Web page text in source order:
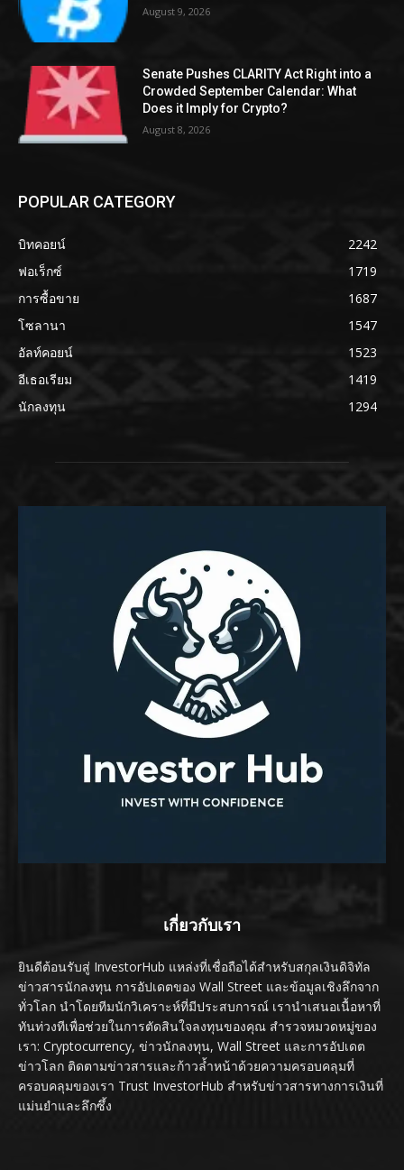
August 9, 2026
Senate Pushes CLARITY Act Right into a
Crowded September Calendar: What
Does it Imply for Crypto?
August 8, 2026
POPULAR CATEGORY
บิทคอยน์
2242
ฟอเร็กซ์
1719
การซื้อขาย
1687
โซลานา
1547
อัลท์คอยน์
1523
อีเธอเรียม
1419
นักลงทุน
1294
เกี่ยวกับเรา
ยินดีต้อนรับสู่ InvestorHub แหล่งที่เชื่อถือได้สำหรับสกุลเงินดิจิทัล
ข่าวสารนักลงทุน การอัปเดตของ Wall Street และข้อมูลเชิงลึกจาก
ทั่วโลก นำโดยทีมนักวิเคราะห์ที่มีประสบการณ์ เรานำเสนอเนื้อหาที่
ทันท่วงทีเพื่อช่วยในการตัดสินใจลงทุนของคุณ สำรวจหมวดหมู่ของ
เรา: Cryptocurrency, ข่าวนักลงทุน, Wall Street และการอัปเดต
ข่าวโลก ติดตามข่าวสารและก้าวล้ำหน้าด้วยความครอบคลุมที่
ครอบคลุมของเรา Trust InvestorHub สำหรับข่าวสารทางการเงินที่
แม่นยำและลึกซึ้ง